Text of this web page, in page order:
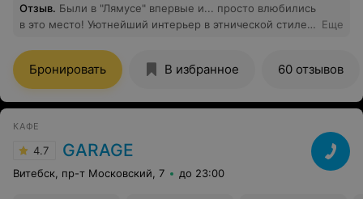
Отзыв. Были в "Лямусе" впервые и... просто влюбились
в это место! Уютнейший интерьер в этнической стиле,
национальной кухни, сервировка - всё на высшем
уровне! Отдельное спасибо официанту Андрею:
идеально, безупречно, профессионально!!! Будем
советовать ваше заведение и не раз придём сами!
БРАВО !
Еще
Бронировать В избранное 60 отзывов
КАФЕ
4.7 GARAGE
Витебск, пр-т Московский, 7 до 23:00